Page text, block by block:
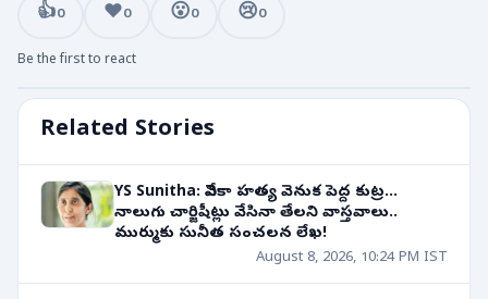
Related Stories
YS Sunitha: వివేకా హత్య వెనుక పెద్ద కుట్ర...
నాలుగు చార్జిషీట్లు వేసినా తేలని వాస్తవాలు..
ముర్ముకు సునీత సంచలన లేఖ!
August 8, 2026, 10:24 PM IST
👍0 ❤️0 😮0 😢0
Be the first to react